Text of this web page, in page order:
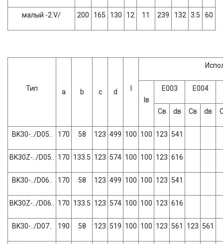
малый -2.V/ 200 165 130 12 11 239 132 3.5 60
Тип a b c d
lв
Е003 Е004
Св dв Св dв
BK30-../D05.. 170 58 123 499 100 100 123 541
BK30Z-../D05.. 170 133.5 123 574 100 100 123 616
BK30-../D06.. 170 58 123 499 100 100 123 541
BK30Z-../D06.. 170 133.5 123 574 100 100 123 616
BK30-../D07.. 190 58 123 519 100 100 123 561 123 561